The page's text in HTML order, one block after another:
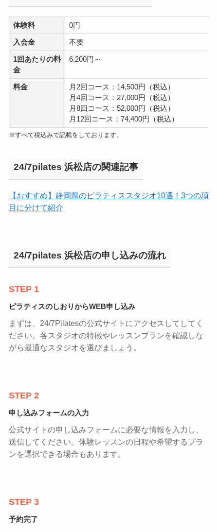
体験料 0円
入会金 不要
1回あたりの料
金
6,200円～
料金
月2回コース：14,500円（税込）
月4回コース：27,000円（税込）
月8回コース：52,000円（税込）
月12回コース：74,400円（税込）
※すべて税込みで記載をしております。
24/7pilates 浜松店の関連記事
【おすすめ】静岡県のピラティススタジオ10選！3つの項
目に分けて紹介
24/7pilates 浜松店の申し込みの流れ
STEP 1
ピラティスのしおりからWEB申し込み
まずは、24/7Pilatesの公式サイトにアクセスしてしてく
ださい。各スタジオの特徴やレッスンプランを確認しな
がら最適なスタジオを選びましょう。
STEP 2
申し込みフォームの入力
公式サイトの申し込みフォームに必要な情報を入力し、
送信してください。体験レッスンの日程や希望するプラ
ンを選択できる場合もあります。
STEP 3
予約完了